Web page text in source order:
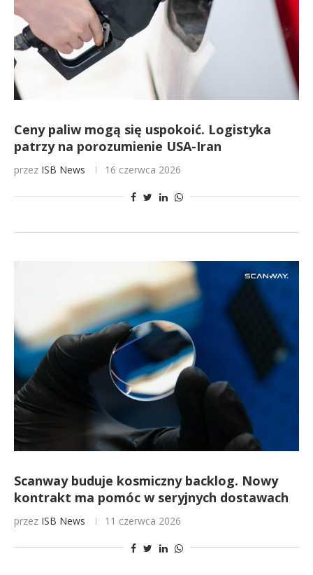
Ceny paliw mogą się uspokoić. Logistyka
patrzy na porozumienie USA-Iran
przez ISB News 16 czerwca 2026
Scanway buduje kosmiczny backlog. Nowy
kontrakt ma pomóc w seryjnych dostawach
przez ISB News 11 czerwca 2026